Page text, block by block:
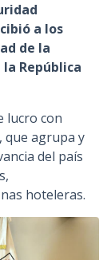
a los
de la
República
lucro con
que agrupa y
del país
hoteleras.